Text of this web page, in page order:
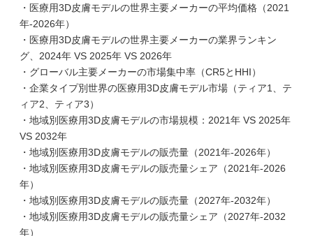
・医療用3D皮膚モデルの世界主要メーカーの平均価格（2021
年-2026年）
・医療用3D皮膚モデルの世界主要メーカーの業界ランキン
グ、2024年 VS 2025年 VS 2026年
・グローバル主要メーカーの市場集中率（CR5とHHI）
・企業タイプ別世界の医療用3D皮膚モデル市場（ティア1、テ
ィア2、ティア3）
・地域別医療用3D皮膚モデルの市場規模：2021年 VS 2025年
VS 2032年
・地域別医療用3D皮膚モデルの販売量（2021年-2026年）
・地域別医療用3D皮膚モデルの販売量シェア（2021年-2026
年）
・地域別医療用3D皮膚モデルの販売量（2027年-2032年）
・地域別医療用3D皮膚モデルの販売量シェア（2027年-2032
年）